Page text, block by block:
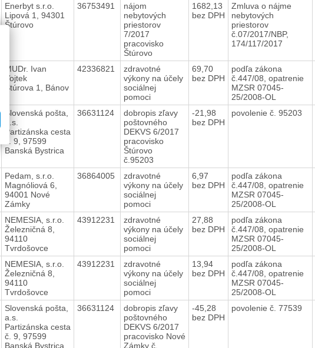
Enerbyt s.r.o.
Lipová 1, 94301
Štúrovo
36753491
nájom
nebytových
priestorov
7/2017
pracovisko
Štúrovo
1682,13
bez DPH
Zmluva o nájme
nebytových
priestorov
č.07/2017/NBP,
174/117/2017
MUDr. Ivan
Vojtek
Štúrova 1, Bánov
42336821
zdravotné
výkony na účely
sociálnej
pomoci
69,70
bez DPH
podľa zákona
č.447/08, opatrenie
MZSR 07045-
25/2008-OL
Slovenská pošta,
a.s.
Partizánska cesta
č. 9, 97599
Banská Bystrica
36631124
dobropis zľavy
poštovného
DEKVS 6/2017
pracovisko
Štúrovo
č.95203
-21,98
bez DPH
povolenie č. 95203
Pedam, s.r.o.
Magnóliová 6,
94001 Nové
Zámky
36864005
zdravotné
výkony na účely
sociálnej
pomoci
6,97
bez DPH
podľa zákona
č.447/08, opatrenie
MZSR 07045-
25/2008-OL
NEMESIA, s.r.o.
Železničná 8,
94110
Tvrdošovce
43912231
zdravotné
výkony na účely
sociálnej
pomoci
27,88
bez DPH
podľa zákona
č.447/08, opatrenie
MZSR 07045-
25/2008-OL
NEMESIA, s.r.o.
Železničná 8,
94110
Tvrdošovce
43912231
zdravotné
výkony na účely
sociálnej
pomoci
13,94
bez DPH
podľa zákona
č.447/08, opatrenie
MZSR 07045-
25/2008-OL
Slovenská pošta,
a.s.
Partizánska cesta
č. 9, 97599
Banská Bystrica
36631124
dobropis zľavy
poštovného
DEKVS 6/2017
pracovisko Nové
Zámky č.
-45,28
bez DPH
povolenie č. 77539